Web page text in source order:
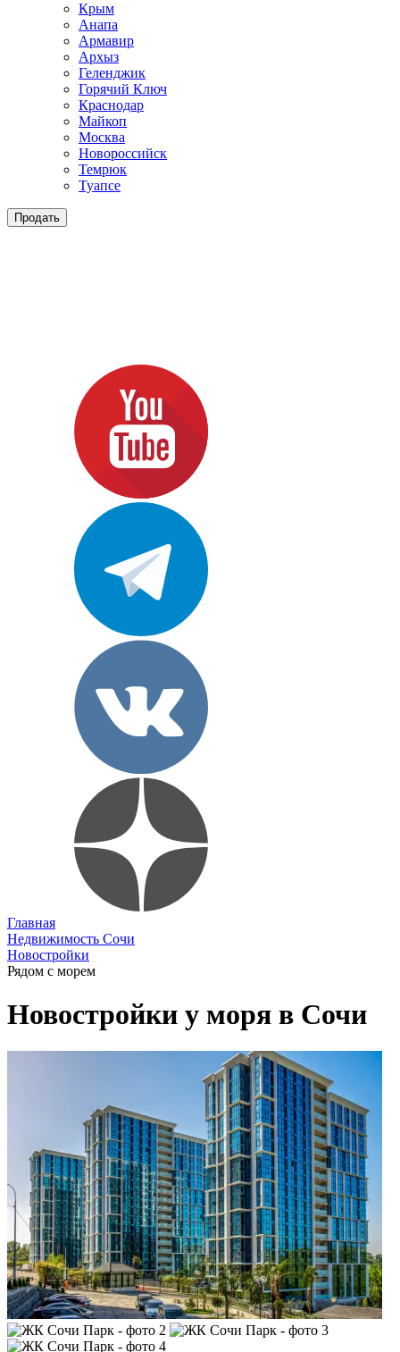
Крым
Анапа
Армавир
Архыз
Геленджик
Горячий Ключ
Краснодар
Майкоп
Москва
Новороссийск
Темрюк
Туапсе
Продать
Главная
Недвижимость Сочи
Новостройки
Рядом с морем
Новостройки у моря в Сочи